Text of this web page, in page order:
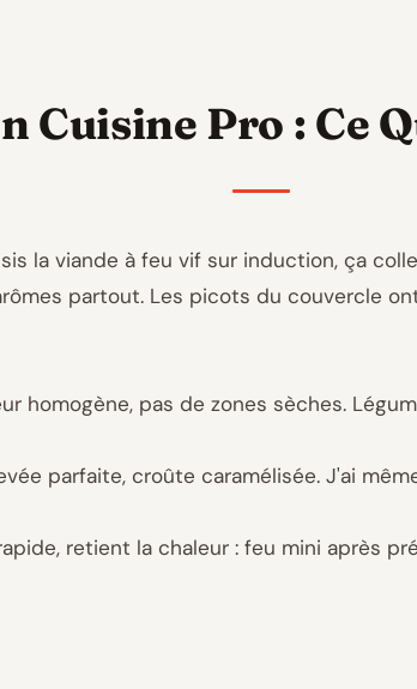
Cuisine Pro : Ce
la viande à feu vif sur induction, ça
partout. Les picots du couvercle
homogène, pas de zones sèches.
parfaite, croûte caramélisée. J'ai
retient la chaleur : feu mini après